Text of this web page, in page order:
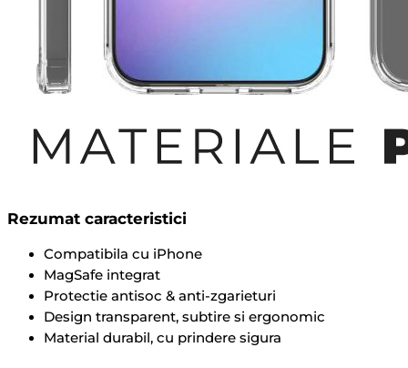
Rezumat caracteristici
Compatibila cu iPhone
MagSafe integrat
Protectie antisoc & anti-zgarieturi
Design transparent, subtire si ergonomic
Material durabil, cu prindere sigura